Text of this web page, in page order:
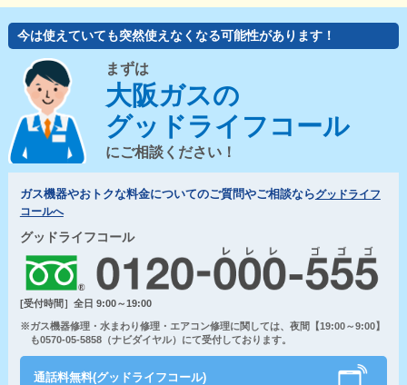
今は使えていても突然使えなくなる可能性があります！
まずは
大阪ガスの
グッドライフコール
にご相談ください！
ガス機器やおトクな料金についてのご質問やご相談ならグッドライフ
コールへ
グッドライフコール
[受付時間］全日 9:00～19:00
※ガス機器修理・水まわり修理・エアコン修理に関しては、夜間【19:00～9:00】
も0570-05-5858（ナビダイヤル）にて受付しております。
通話料無料(グッドライフコール)